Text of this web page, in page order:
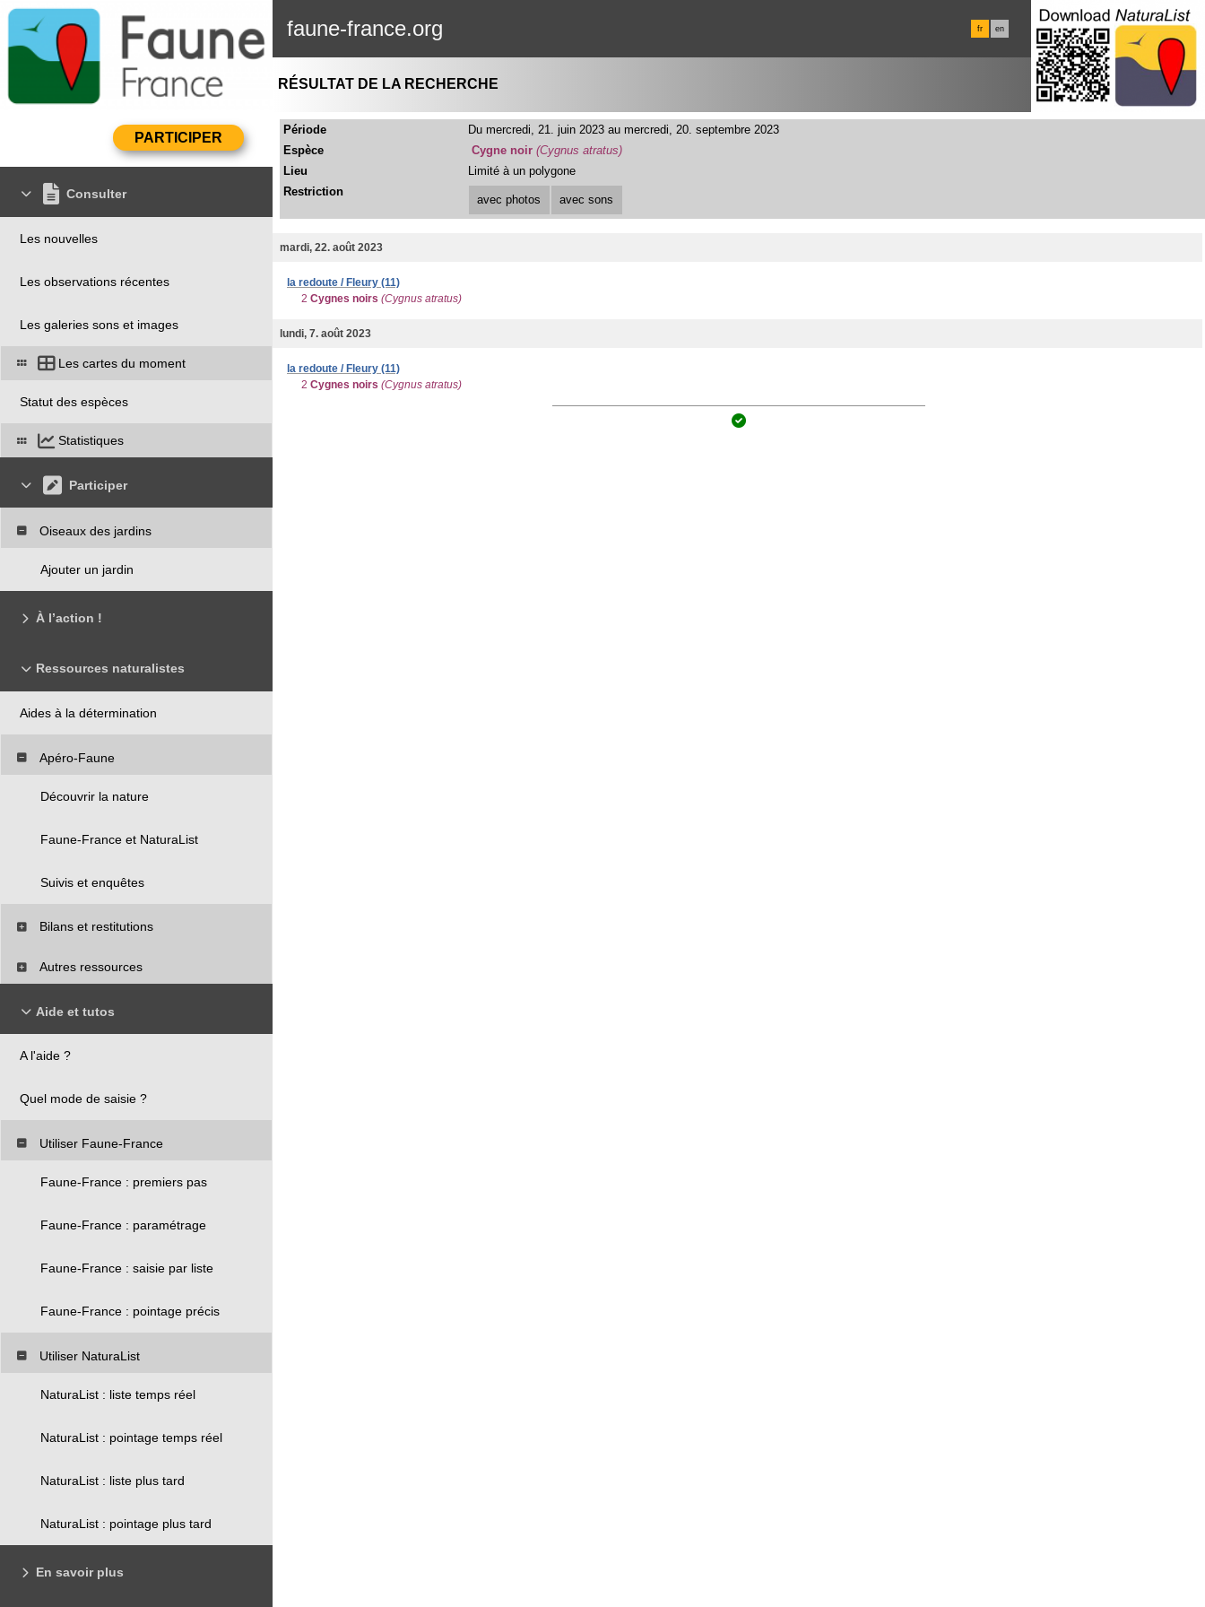
faune-france.org fr en
Consulter
Les nouvelles
Les observations récentes
Les galeries sons et images
Les cartes du moment
Statut des espèces
Statistiques
Participer
Oiseaux des jardins
Ajouter un jardin
À l’action !
Ressources naturalistes
Aides à la détermination
Apéro-Faune
Découvrir la nature
Faune-France et NaturaList
Suivis et enquêtes
Bilans et restitutions
Autres ressources
Aide et tutos
A l'aide ?
Quel mode de saisie ?
Utiliser Faune-France
Faune-France : premiers pas
Faune-France : paramétrage
Faune-France : saisie par liste
Faune-France : pointage précis
Utiliser NaturaList
NaturaList : liste temps réel
NaturaList : pointage temps réel
NaturaList : liste plus tard
NaturaList : pointage plus tard
En savoir plus
RÉSULTAT DE LA RECHERCHE
Période
Du mercredi, 21. juin 2023 au mercredi, 20. septembre 2023
Espèce
Cygne noir (Cygnus atratus)
Lieu
Limité à un polygone
Restriction
avec photos avec sons
mardi, 22. août 2023
la redoute / Fleury (11)
2 Cygnes noirs (Cygnus atratus)
lundi, 7. août 2023
la redoute / Fleury (11)
2 Cygnes noirs (Cygnus atratus)